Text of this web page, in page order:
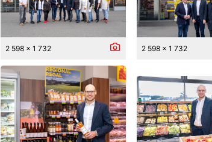
2 598 x 1 732 2 598 x 1 732